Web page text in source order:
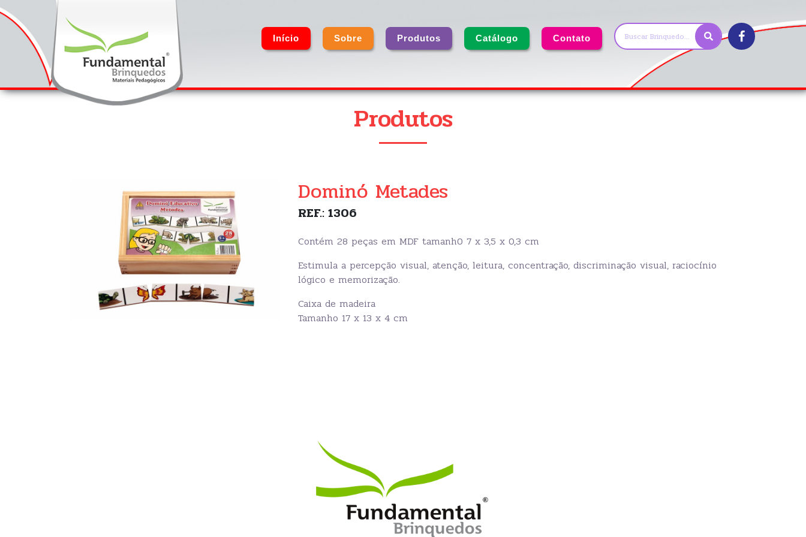
Início Sobre Produtos Catálogo Contato
Produtos
Dominó Metades
REF.: 1306
Contém 28 peças em MDF tamanh0 7 x 3,5 x 0,3 cm
Estimula a percepção visual, atenção, leitura, concentração, discriminação visual, raciocínio
lógico e memorização.
Caixa de madeira
Tamanho 17 x 13 x 4 cm